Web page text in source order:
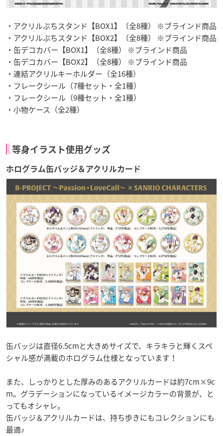
・アクリルぷちスタンド【BOX1】（全8種） ※ブラインド商品
・アクリルぷちスタンド【BOX2】（全8種） ※ブラインド商品
・缶デコカバー【BOX1】（全8種） ※ブラインド商品
・缶デコカバー【BOX2】（全8種） ※ブラインド商品
・連結アクリルキーホルダー（全16種）
・フレークシール（7種セット・全1種）
・フレークシール（9種セット・全1種）
・小物ケース（全2種）
等身イラスト使用グッズ
ホログラム缶バッジ＆アクリルカード
缶バッジは直径6.5cmと大きめサイズで、キラキラと輝くスペ
シャル感が満載のホログラム仕様となっています！
また、しっかりとした厚みのあるアクリルカードは約7cm×9c
m。グラデーションになっているイメージカラーの背景が、と
ってもオシャレ。
缶バッジ＆アクリルカードは、持ち歩きにもコレクションにも
最適♪